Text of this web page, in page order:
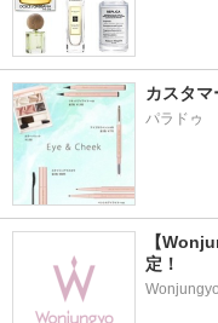
カスタ
パラドゥ
【
定！
Wonjungyo